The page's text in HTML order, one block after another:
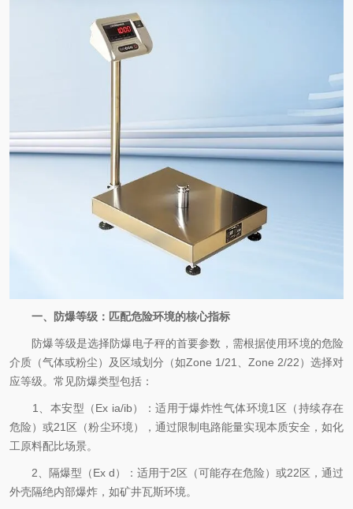
一、防爆等级：匹配危险环境的核心指标
防爆等级是选择防爆电子秤的首要参数，需根据使用环境的危险
介质（气体或粉尘）及区域划分（如Zone 1/21、Zone 2/22）选择对
应等级。常见防爆类型包括：
1、本安型（Ex ia/ib）：适用于爆炸性气体环境1区（持续存在
危险）或21区（粉尘环境），通过限制电路能量实现本质安全，如化
工原料配比场景。
2、隔爆型（Ex d）：适用于2区（可能存在危险）或22区，通过
外壳隔绝内部爆炸，如矿井瓦斯环境。